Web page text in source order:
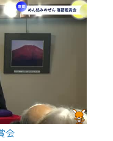
会
画面が「メン
いただけませ
、ご了承の程